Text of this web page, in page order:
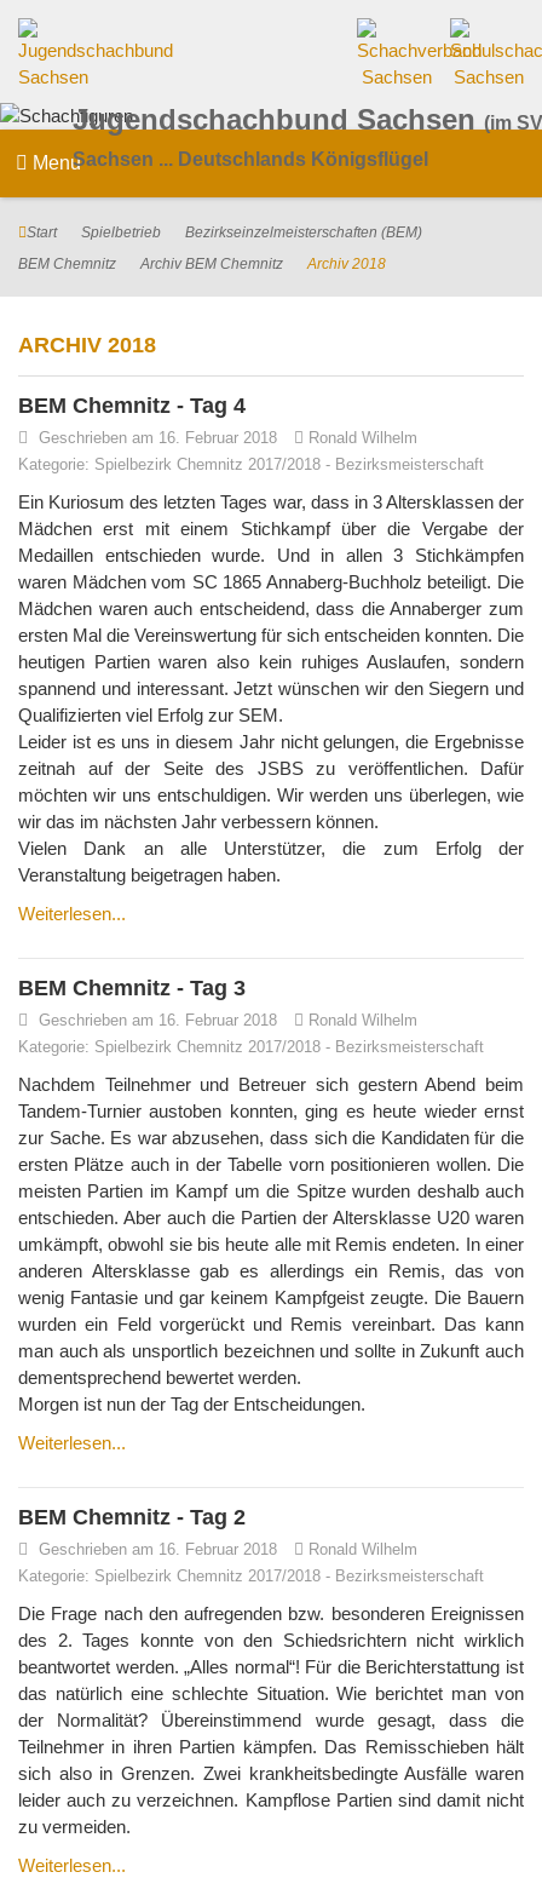
Jugendschachbund Sachsen (im
Sachsen ... Deutschlands Königsflügel
Menu
Start Spielbetrieb
Bezirkseinzelmeisterschaften (BEM)
BEM Chemnitz
Archiv BEM Chemnitz Archiv 2018
ARCHIV 2018
BEM Chemnitz - Tag 4
Geschrieben am 16. Februar 2018
Ronald Wilhelm
Kategorie: Spielbezirk Chemnitz 2017/2018 - Bezirksmeisterschaft
Ein Kuriosum des letzten Tages war, dass in 3 Altersklassen der
Mädchen erst mit einem Stichkampf über die Vergabe der
Medaillen entschieden wurde. Und in allen 3 Stichkämpfen
waren Mädchen vom SC 1865 Annaberg-Buchholz beteiligt. Die
Mädchen waren auch entscheidend, dass die Annaberger zum
ersten Mal die Vereinswertung für sich entscheiden konnten. Die
heutigen Partien waren also kein ruhiges Auslaufen, sondern
spannend und interessant. Jetzt wünschen wir den Siegern und
Qualifizierten viel Erfolg zur SEM.
Leider ist es uns in diesem Jahr nicht gelungen, die Ergebnisse
zeitnah auf der Seite des JSBS zu veröffentlichen. Dafür
möchten wir uns entschuldigen. Wir werden uns überlegen, wie
wir das im nächsten Jahr verbessern können.
Vielen Dank an alle Unterstützer, die zum Erfolg der
Veranstaltung beigetragen haben.
Weiterlesen...
BEM Chemnitz - Tag 3
Geschrieben am 16. Februar 2018
Ronald Wilhelm
Kategorie: Spielbezirk Chemnitz 2017/2018 - Bezirksmeisterschaft
Nachdem Teilnehmer und Betreuer sich gestern Abend beim
Tandem-Turnier austoben konnten, ging es heute wieder ernst
zur Sache. Es war abzusehen, dass sich die Kandidaten für die
ersten Plätze auch in der Tabelle vorn positionieren wollen. Die
meisten Partien im Kampf um die Spitze wurden deshalb auch
entschieden. Aber auch die Partien der Altersklasse U20 waren
umkämpft, obwohl sie bis heute alle mit Remis endeten. In einer
anderen Altersklasse gab es allerdings ein Remis, das von
wenig Fantasie und gar keinem Kampfgeist zeugte. Die Bauern
wurden ein Feld vorgerückt und Remis vereinbart. Das kann
man auch als unsportlich bezeichnen und sollte in Zukunft auch
dementsprechend bewertet werden.
Morgen ist nun der Tag der Entscheidungen.
Weiterlesen...
BEM Chemnitz - Tag 2
Geschrieben am 16. Februar 2018
Ronald Wilhelm
Kategorie: Spielbezirk Chemnitz 2017/2018 - Bezirksmeisterschaft
Die Frage nach den aufregenden bzw. besonderen Ereignissen
des 2. Tages konnte von den Schiedsrichtern nicht wirklich
beantwortet werden. „Alles normal“! Für die Berichterstattung ist
das natürlich eine schlechte Situation. Wie berichtet man von
der Normalität? Übereinstimmend wurde gesagt, dass die
Teilnehmer in ihren Partien kämpfen. Das Remisschieben hält
sich also in Grenzen. Zwei krankheitsbedingte Ausfälle waren
leider auch zu verzeichnen. Kampflose Partien sind damit nicht
zu vermeiden.
Weiterlesen...